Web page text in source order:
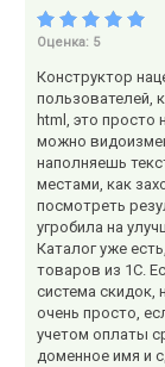
Оценка: 5
Конструктор
пользователей,
html, это просто
можно
наполняешь
местами, как
посмотреть
угробила на
Каталог уже
товаров из 1С.
система скидок,
очень просто,
учетом оплаты
доменное имя и